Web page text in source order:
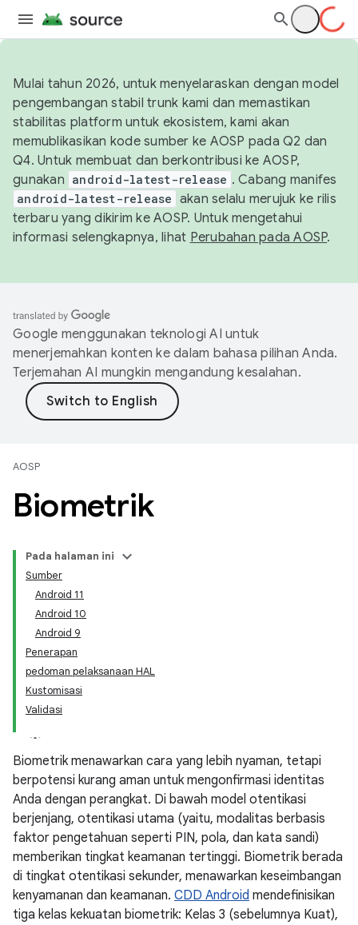
Mulai tahun 2026, untuk menyelaraskan dengan model
pengembangan stabil trunk kami dan memastikan
stabilitas platform untuk ekosistem, kami akan
memublikasikan kode sumber ke AOSP pada Q2 dan
Q4. Untuk membuat dan berkontribusi ke AOSP,
gunakan android-latest-release . Cabang manifes
android-latest-release akan selalu merujuk ke rilis
terbaru yang dikirim ke AOSP. Untuk mengetahui
informasi selengkapnya, lihat Perubahan pada AOSP.
Google menggunakan teknologi AI untuk
menerjemahkan konten ke dalam bahasa pilihan Anda.
Terjemahan AI mungkin mengandung kesalahan.
AOSP
Biometrik
Pada halaman ini
Sumber
Android 11
Android 10
Android 9
Penerapan
pedoman pelaksanaan HAL
Kustomisasi
Validasi
Biometrik menawarkan cara yang lebih nyaman, tetapi
berpotensi kurang aman untuk mengonfirmasi identitas
Anda dengan perangkat. Di bawah model otentikasi
berjenjang, otentikasi utama (yaitu, modalitas berbasis
faktor pengetahuan seperti PIN, pola, dan kata sandi)
memberikan tingkat keamanan tertinggi. Biometrik berada
di tingkat otentikasi sekunder, menawarkan keseimbangan
kenyamanan dan keamanan. CDD Android mendefinisikan
tiga kelas kekuatan biometrik: Kelas 3 (sebelumnya Kuat),